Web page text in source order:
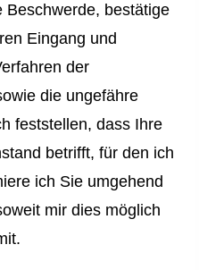
Beschwerde, bestätige
Eingang und
der
die ungefähre
feststellen, dass Ihre
betrifft, für den ich
ich Sie umgehend
mir dies möglich